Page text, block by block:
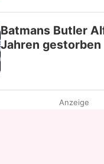
Batmans Butler
Jahren gestorben
Anzeige